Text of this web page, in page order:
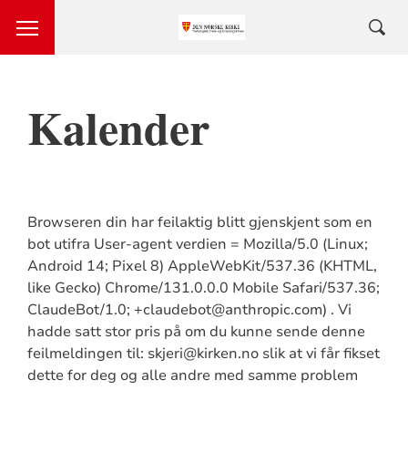
Kalender
Browseren din har feilaktig blitt gjenskjent som en
bot utifra User-agent verdien = Mozilla/5.0 (Linux;
Android 14; Pixel 8) AppleWebKit/537.36 (KHTML,
like Gecko) Chrome/131.0.0.0 Mobile Safari/537.36;
ClaudeBot/1.0; +claudebot@anthropic.com) . Vi
hadde satt stor pris på om du kunne sende denne
feilmeldingen til: skjeri@kirken.no slik at vi får fikset
dette for deg og alle andre med samme problem